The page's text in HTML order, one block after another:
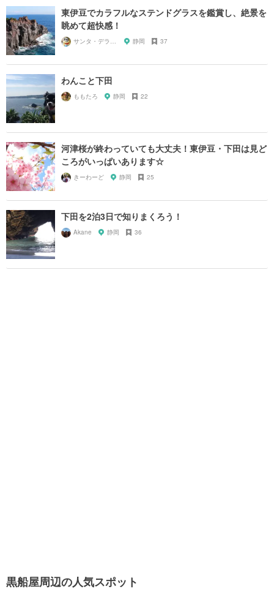
東伊豆でカラフルなステンドグラスを鑑賞し、絶景を
眺めて超快感！
サンタ・デラックス 静岡 37
わんこと下田
ももたろ 静岡 22
河津桜が終わっていても大丈夫！東伊豆・下田は見ど
ころがいっぱいあります☆
きーわーど 静岡 25
下田を2泊3日で知りまくろう！
Akane 静岡 36
黒船屋周辺の人気スポット